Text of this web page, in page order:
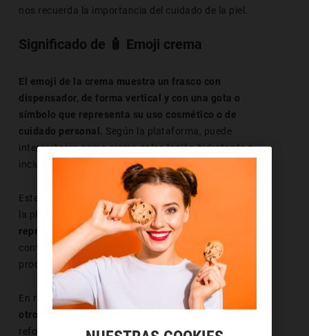
nos recuerda la importancia del cuidado de la piel.
Significado de 🧴 Emoji crema
El emoji de la crema muestra un frasco con
dispensador, de forma vertical y con una gota o
símbolo que representa su uso cosmético o de
cuidado personal. Según la plataforma, puede
interpretarse como crema solar, loción hidratante o
incluso gel.
Este emoticono se asocia rápidamente con el verano y
la playa, ya quesu uso más habitual es el de
representar la crema solar.También aparece en
conversaciones sobre rutinas de cuidado corporal,
productos de belleza o higiene diaria.
En redes sociales y chats,
es común verlo junto a
otros símbolos como el sol, la playa o el bañador,
reforzando así su vínculo con el calor, las vacaciones y